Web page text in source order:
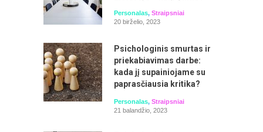
Personalas, Straipsniai
20 birželio, 2023
Psichologinis smurtas ir
priekabiavimas darbe:
kada jį supainiojame su
paprasčiausia kritika?
Personalas, Straipsniai
21 balandžio, 2023
ir pusiausvyros išlaikymas
Seminarą veda: Aistė Mažeikienė